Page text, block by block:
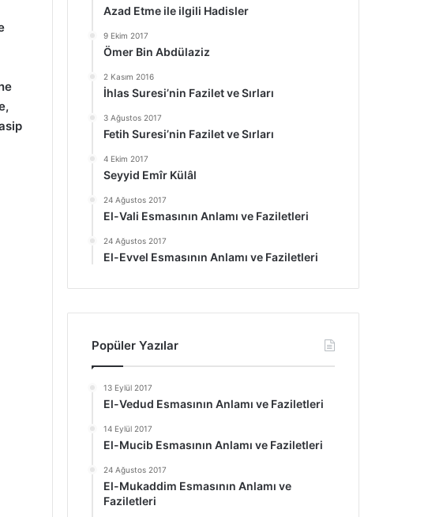
Azad Etme ile ilgili Hadisler
9 Ekim 2017
Ömer Bin Abdülaziz
2 Kasım 2016
İhlas Suresi’nin Fazilet ve Sırları
3 Ağustos 2017
Fetih Suresi’nin Fazilet ve Sırları
4 Ekim 2017
Seyyid Emîr Külâl
24 Ağustos 2017
El-Vali Esmasının Anlamı ve Faziletleri
24 Ağustos 2017
El-Evvel Esmasının Anlamı ve Faziletleri
Popüler Yazılar
13 Eylül 2017
El-Vedud Esmasının Anlamı ve Faziletleri
14 Eylül 2017
El-Mucib Esmasının Anlamı ve Faziletleri
24 Ağustos 2017
El-Mukaddim Esmasının Anlamı ve
Faziletleri